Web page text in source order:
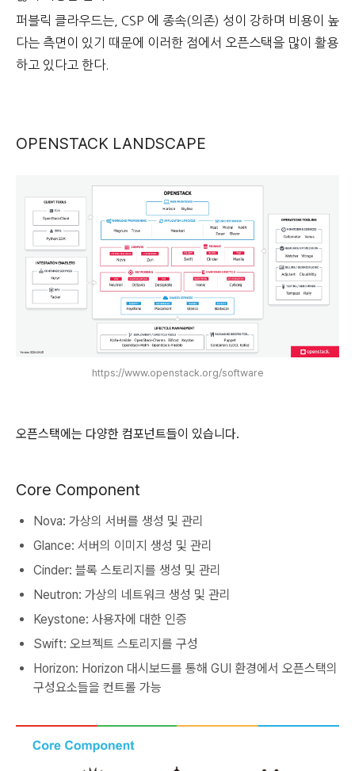
퍼블릭 클라우드는, CSP 에 종속(의존) 성이 강하며 비용이 높
다는 측면이 있기 때문에 이러한 점에서 오픈스택을 많이 활용
하고 있다고 한다.
OPENSTACK LANDSCAPE
https://www.openstack.org/software
오픈스택에는 다양한 컴포넌트들이 있습니다.
Core Component
Nova: 가상의 서버를 생성 및 관리
Glance: 서버의 이미지 생성 및 관리
Cinder: 블록 스토리지를 생성 및 관리
Neutron: 가상의 네트워크 생성 및 관리
Keystone: 사용자에 대한 인증
Swift: 오브젝트 스토리지를 구성
Horizon: Horizon 대시보드를 통해 GUI 환경에서 오픈스택의
구성요소들을 컨트롤 가능